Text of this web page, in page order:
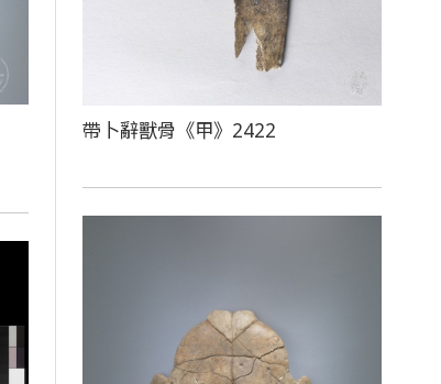
帶卜辭獸骨《甲》2422